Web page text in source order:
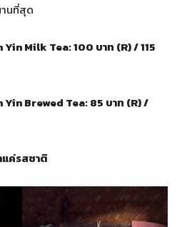
นที่สุด
Yin Milk Tea: 100 บาท (R) / 115
Yin Brewed Tea: 85 บาท (R) /
ค่รสชาติ